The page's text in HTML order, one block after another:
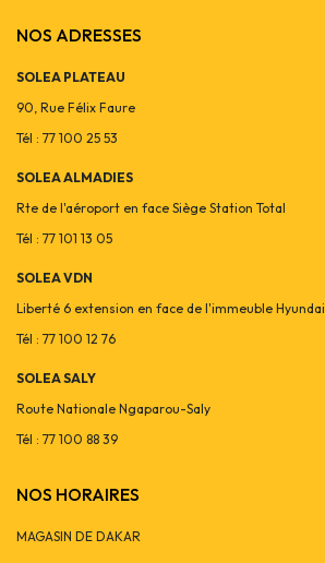
NOS ADRESSES
SOLEA PLATEAU
90, Rue Félix Faure
Tél : 77 100 25 53
SOLEA ALMADIES
Rte de l'aéroport en face Siège Station Total
Tél : 77 101 13 05
SOLEA VDN
Liberté 6 extension en face de l'immeuble Hyundai
Tél : 77 100 12 76
SOLEA SALY
Route Nationale Ngaparou-Saly
Tél : 77 100 88 39
NOS HORAIRES
MAGASIN DE DAKAR